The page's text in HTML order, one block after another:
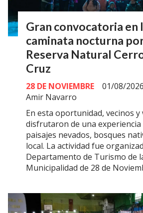
Gran convocatoria en
caminata nocturna
Reserva Natural
Cruz
Amir Navarro
28 DE NOVIEMBRE 01/08/2026
En esta oportunidad, vecinos y
disfrutaron de una
paisajes nevados, bosques
local. La actividad fue
Departamento de Turismo de
Municipalidad de 28 de